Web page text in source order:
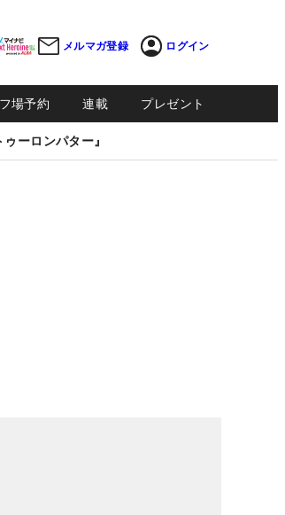
メルマガ登録 ログイン
場予約 連載 プレゼント
ーロンパター』